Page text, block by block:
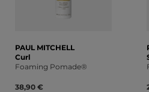
PAUL MITCHELL
Curl
Foaming Pomade®
38,90 €